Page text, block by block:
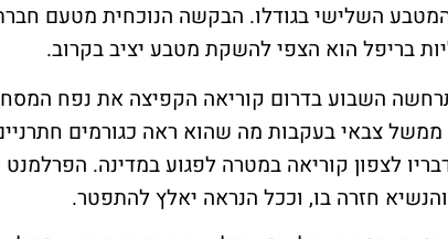
השלישי בגודלו. הבקשה הנוכחית מטעם
בריפל הוא הצפי להשקת מטבע יציב בקרוב.
השבוע בדרום קוריאה הקפיצה את נפח
ממשל צבאי בעקבות מה שהוא ראה כגורמים
לצפון קוריאה במטרה לפגוע במדינה.
חזרה בו, וככל הנראה יאלץ להתפטר.